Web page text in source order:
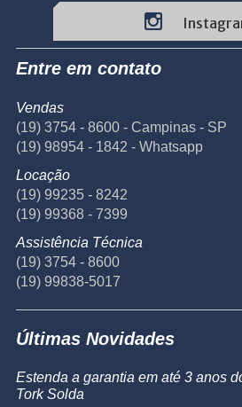
Entre em contato
Vendas
(19) 3754 - 8600 - Campinas - SP
(19) 98954 - 1842 - Whatsapp
Locação
(19) 99235 - 8242
(19) 99368 - 7399
Assistência Técnica
(19) 3754 - 8600
(19) 99838-5017
Últimas Novidades
Estenda a garantia em até 3 anos
Tork Solda